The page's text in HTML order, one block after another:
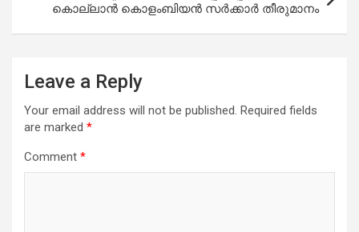
കൊല്ലാൻ കൊളംബിയൻ സർക്കാർ തീരുമാനം
Leave a Reply
Your email address will not be published. Required fields
are marked *
Comment *